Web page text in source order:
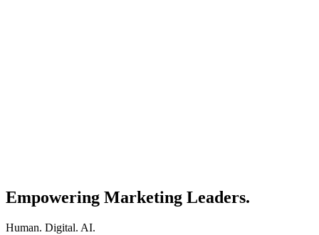
Empowering Marketing Leaders.
Human. Digital. AI.